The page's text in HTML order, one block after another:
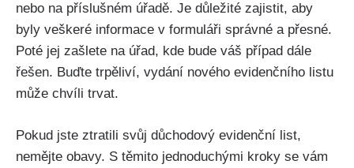
nebo na příslušném úřadě. Je důležité zajistit, aby
byly veškeré informace v formuláři správné a přesné.
Poté jej zašlete na úřad, kde bude váš případ dále
řešen. Buďte trpěliví, vydání nového evidenčního listu
může chvíli trvat.
Pokud jste ztratili svůj důchodový evidenční list,
nemějte obavy. S těmito jednoduchými kroky se vám